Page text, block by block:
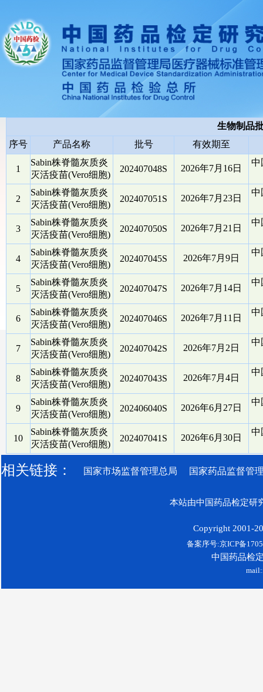
生物制品
序号
产品名称 批号 有效期至
1
Sabin株脊髓灰质炎
灭活疫苗(Vero细胞)
202407048S 2026年7月16日
中
2
Sabin株脊髓灰质炎
灭活疫苗(Vero细胞)
202407051S 2026年7月23日
中
3
Sabin株脊髓灰质炎
灭活疫苗(Vero细胞)
202407050S 2026年7月21日
中
4
Sabin株脊髓灰质炎
灭活疫苗(Vero细胞)
202407045S 2026年7月9日
中
5
Sabin株脊髓灰质炎
灭活疫苗(Vero细胞)
202407047S 2026年7月14日
中
6
Sabin株脊髓灰质炎
灭活疫苗(Vero细胞)
202407046S 2026年7月11日
中
7
Sabin株脊髓灰质炎
灭活疫苗(Vero细胞)
202407042S 2026年7月2日
中
8
Sabin株脊髓灰质炎
灭活疫苗(Vero细胞)
202407043S 2026年7月4日
中
9
Sabin株脊髓灰质炎
灭活疫苗(Vero细胞)
202406040S 2026年6月27日
中
10
Sabin株脊髓灰质炎
灭活疫苗(Vero细胞)
202407041S 2026年6月30日
中
相关链接： 国家市场监督管理总局 国家药品监督管
本站由中国药品检定研
Copyright 2001-
备案序号:京ICP备
中国药品检